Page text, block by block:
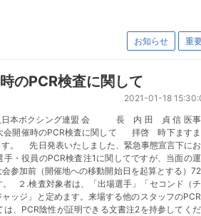
お知らせ
重
のPCR検査に関して
2021-01-18
日本ボクシング連盟 会 長 内 田 貞 信 医
開催時のPCR検査に関して 拝啓 時下ます
す。 先日発表いたしました、緊急事態宣言下に
・役員のPCR検査注1に関してですが、当面の
参加前（開催地への移動開始日を起算とする）
２.検査対象者は、「出場選手」「セコンド（
ッジ」と定めます。来場する他のスタッフの
、PCR陰性が証明できる文書注2を持参してく